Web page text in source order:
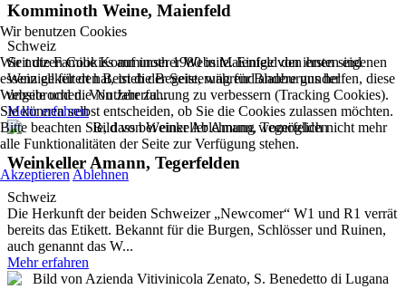
Komminoth Weine, Maienfeld
Schweiz
Seit die Familie Komminoth 1980 in Maienfeld den ersten eigenen
Wein gekeltert hat, ist die Begeisterung für Blauburgunder
ungebrochen. Von Jahr zu...
Mehr erfahren
Weinkeller Amann, Tegerfelden
Schweiz
Die Herkunft der beiden Schweizer „Newcomer“ W1 und R1 verrät
bereits das Etikett. Bekannt für die Burgen, Schlösser und Ruinen,
auch genannt das W...
Mehr erfahren
Wir benutzen Cookies
Wir nutzen Cookies auf unserer Website. Einige von ihnen sind
essenziell für den Betrieb der Seite, während andere uns helfen, diese
Website und die Nutzererfahrung zu verbessern (Tracking Cookies).
Sie können selbst entscheiden, ob Sie die Cookies zulassen möchten.
Bitte beachten Sie, dass bei einer Ablehnung womöglich nicht mehr
alle Funktionalitäten der Seite zur Verfügung stehen.
Akzeptieren Ablehnen